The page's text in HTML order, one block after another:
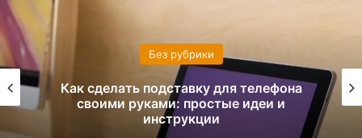
Без рубрики
Как сделать подставку для телефона
своими руками: простые идеи и
инструкции